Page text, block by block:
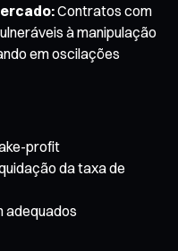
Contratos com
à manipulação
em oscilações
profit
da taxa de
adequados